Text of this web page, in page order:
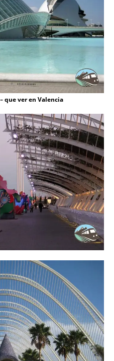
que ver en Valencia